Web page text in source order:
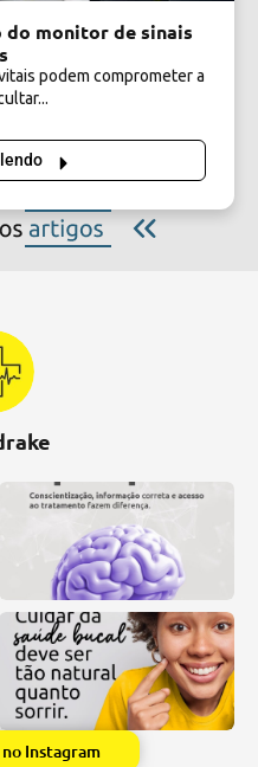
do monitor de sinais
podem comprometer a
Instagram